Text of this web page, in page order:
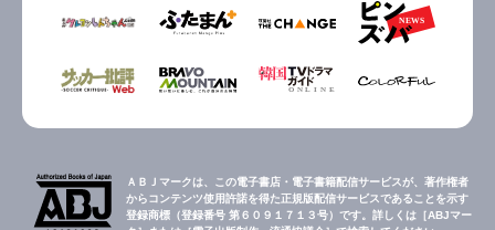
ＡＢＪマークは、この電子書店・電子書籍配信サービスが、著作権者
からコンテンツ使用許諾を得た正規版配信サービスであることを示す
登録商標（登録番号 第６０９１７１３号）です。詳しくは［ABJマー